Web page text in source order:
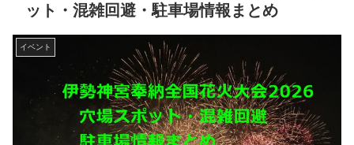
ット・混雑回避・駐車場情報まとめ
イベント